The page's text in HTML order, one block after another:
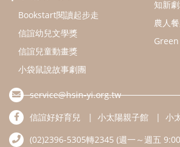
認識信誼 合作洽談 智慧財產權聲明
本網站建議使用IE9(含以上)或 Google
信誼基金會/上誼文化實業股份有限公司 版權